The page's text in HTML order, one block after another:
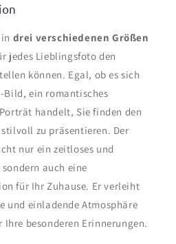
drei verschiedenen Größen
jedes Lieblingsfoto den
können. Egal, ob es sich
Bild, ein romantisches
handelt, Sie finden den
zu präsentieren. Der
nur ein zeitloses und
auch eine
für Ihr Zuhause. Er verleiht
und einladende Atmosphäre
besonderen Erinnerungen.